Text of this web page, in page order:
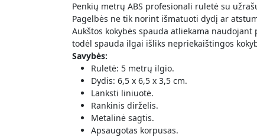
Penkių metrų ABS profesionali ruletė su
Pagelbės ne tik norint išmatuoti dydį ar
Aukštos kokybės spauda atliekama
todėl spauda ilgai išliks nepriekaištingos
Savybės:
Ruletė: 5 metrų ilgio.
Dydis: 6,5 x 6,5 x 3,5 cm.
Lanksti liniuotė.
Rankinis dirželis.
Metalinė sagtis.
Apsaugotas korpusas.